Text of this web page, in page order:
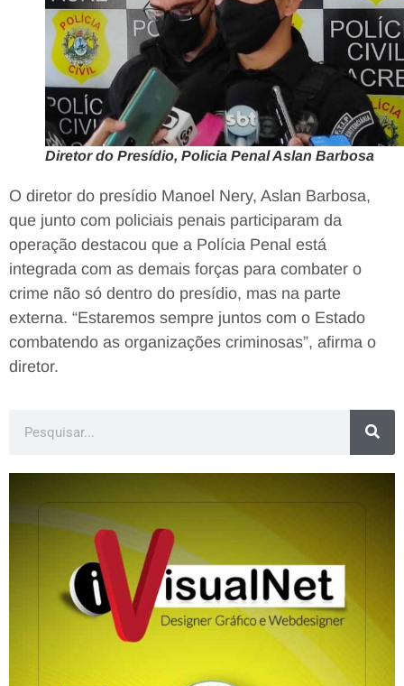
Diretor do Presídio, Policia Penal Aslan Barbosa
O diretor do presídio Manoel Nery, Aslan Barbosa,
que junto com policiais penais participaram da
operação destacou que a Polícia Penal está
integrada com as demais forças para combater o
crime não só dentro do presídio, mas na parte
externa. “Estaremos sempre juntos com o Estado
combatendo as organizações criminosas”, afirma o
diretor.